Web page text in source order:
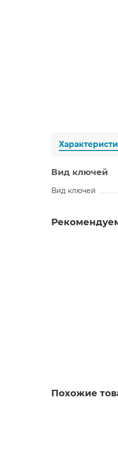
Вид ключей
Вид ключей
Похожие